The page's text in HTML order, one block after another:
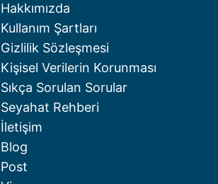
Hakkımızda
Kullanım Şartları
Gizlilik Sözleşmesi
Kişisel Verilerin Korunması
Sıkça Sorulan Sorular
Seyahat Rehberi
İletişim
Blog
Post